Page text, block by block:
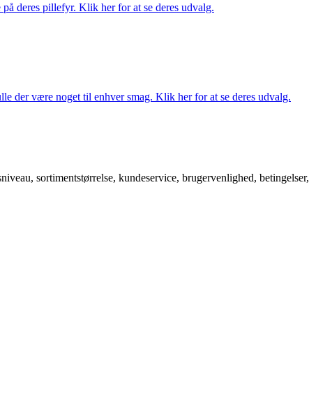
deres pillefyr. Klik her for at se deres udvalg.
der være noget til enhver smag. Klik her for at se deres udvalg.
sortimentstørrelse, kundeservice, brugervenlighed,